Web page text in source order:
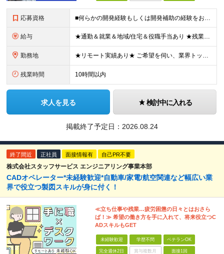
応募資格 ■何らかの開発経験もしくは開発補助の経験をお持ちの方 ■学歴不問 ★ブランクのある方、地方在住の方も大歓迎です！
給与 ★通勤＆就業＆地域/住宅＆役職手当あり ★残業代は全額支給 ★選べる給与制度あり！ ★東京・神奈川・千葉・埼玉勤務の場合 月給23.5万円～55万円＋諸手当 （残業代は全額支給） (20,000円の
勤務地 ★リモート実績あり★ ご希望を伺い、業界トップクラス約7,000件の取引事業所数、90,000件以上のプロジェクトから検討をいたします。 全国の取引先での就業となります（沖縄を除く） ※勤務地
残業時間 10時間以内
求人を見る 検討中に入れる
掲載終了予定日： 2026.08.24
終了間近 正社員 面接情報有 自己PR不要
株式会社スタッフサービス エンジニアリング事業本部
CADオペレーター*未経験歓迎*自動車/家電/航空関連など幅広い業
界で役立つ製図スキルが身に付く！
≪立ち仕事や残業…疲労困憊の日々とはおさら
ば！≫ 希望の働き方を手に入れて、将来役立つC
ADスキルもGET
未経験歓迎 学歴不問 ベテランOK
完全週休2日 賞与複数月 面接1回